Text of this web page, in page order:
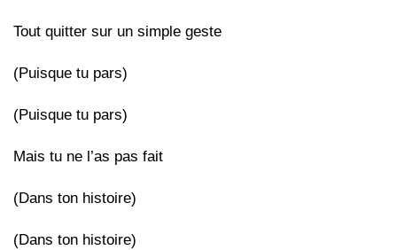
Tout quitter sur un simple geste
(Puisque tu pars)
(Puisque tu pars)
Mais tu ne l’as pas fait
(Dans ton histoire)
(Dans ton histoire)